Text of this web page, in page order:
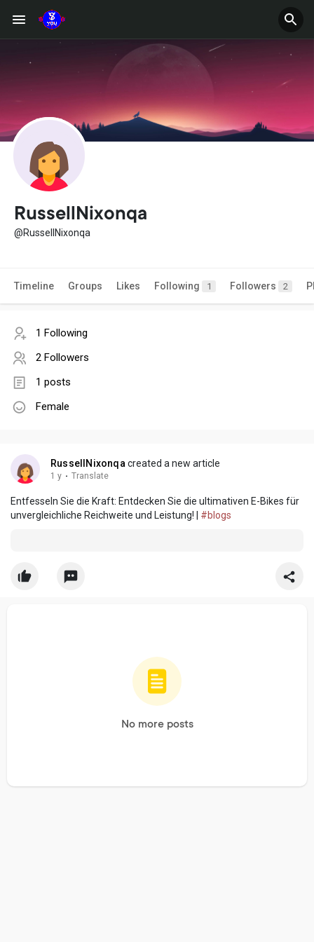
RussellNixonqa
@RussellNixonqa
Timeline Groups Likes Following 1 Followers 2
1 Following
2 Followers
1 posts
Female
RussellNixonqacreated a new article
1 y · Translate
Entfesseln Sie die Kraft: Entdecken Sie die ultimativen E-Bikes für
unvergleichliche Reichweite und Leistung! | #blogs
No more posts